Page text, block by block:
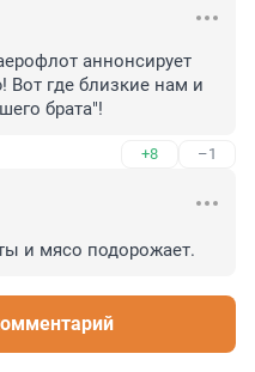
аннонсирует
где близкие нам и
брата"!
+8 –1
и мясо подорожает.
+3 –3